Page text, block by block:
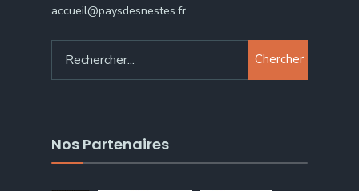
accueil@paysdesnestes.fr
Chercher
Nos Partenaires